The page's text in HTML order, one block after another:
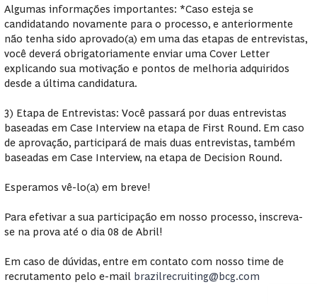
Algumas informações importantes: *Caso esteja se
candidatando novamente para o processo, e anteriormente
não tenha sido aprovado(a) em uma das etapas de entrevistas,
você deverá obrigatoriamente enviar uma Cover Letter
explicando sua motivação e pontos de melhoria adquiridos
desde a última candidatura.
3) Etapa de Entrevistas: Você passará por duas entrevistas
baseadas em Case Interview na etapa de First Round. Em caso
de aprovação, participará de mais duas entrevistas, também
baseadas em Case Interview, na etapa de Decision Round.
Esperamos vê-lo(a) em breve!
Para efetivar a sua participação em nosso processo, inscreva-
se na prova até o dia 08 de Abril!
Em caso de dúvidas, entre em contato com nosso time de
recrutamento pelo e-mail brazilrecruiting@bcg.com